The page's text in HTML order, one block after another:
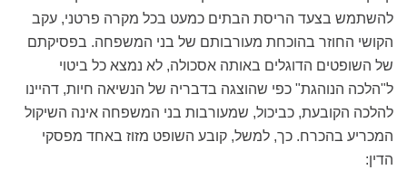
להשתמש בצעד הריסת הבתים כמעט בכל מקרה פרטני, עקב
הקושי החוזר בהוכחת מעורבותם של בני המשפחה. בפסיקתם
של השופטים הדוגלים באותה אסכולה, לא נמצא כל ביטוי
ל"הלכה הנוהגת" כפי שהוצגה בדבריה של הנשיאה חיות, דהיינו
להלכה הקובעת, כביכול, שמעורבות בני המשפחה אינה השיקול
המכריע בהכרח. כך, למשל, קובע השופט מזוז באחד מפסקי
הדין: